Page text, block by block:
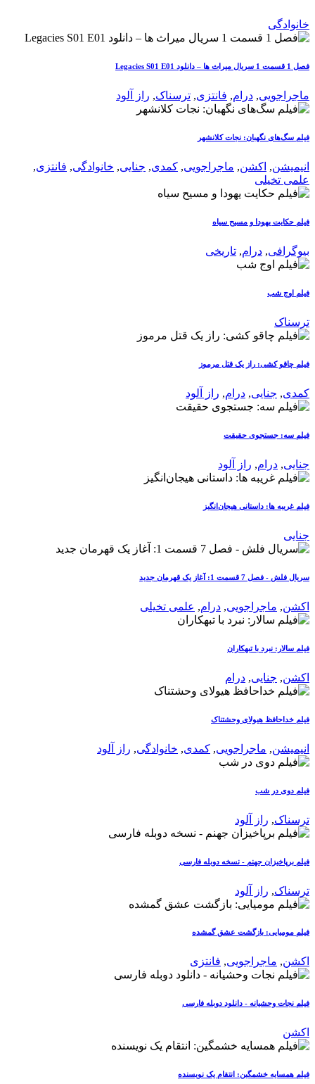
خانوادگی
فصل 1 قسمت 1 سریال میراث ها – دانلود Legacies S01 E01
ماجراجویی, درام, فانتزی, ترسناک, راز آلود
فیلم سگ‌های نگهبان: نجات کلانشهر
انیمیشن, اکشن, ماجراجویی, کمدی, جنایی, خانوادگی, فانتزی,
علمی تخیلی
فیلم حکایت یهودا و مسیح سیاه
بیوگرافی, درام, تاریخی
فیلم اوج شب
ترسناک
فیلم چاقو کشی: راز یک قتل مرموز
کمدی, جنایی, درام, راز آلود
فیلم سه: جستجوی حقیقت
جنایی, درام, راز آلود
فیلم غریبه ها: داستانی هیجان‌انگیز
جنایی
سریال فلش - فصل 7 قسمت 1: آغاز یک قهرمان جدید
اکشن, ماجراجویی, درام, علمی تخیلی
فیلم سالار: نبرد با تبهکاران
اکشن, جنایی, درام
فیلم خداحافظ هیولای وحشتناک
انیمیشن, ماجراجویی, کمدی, خانوادگی, راز آلود
فیلم دوی در شب
ترسناک, راز آلود
فیلم برپاخیزان جهنم - نسخه دوبله فارسی
ترسناک, راز آلود
فیلم مومیایی: بازگشت عشق گمشده
اکشن, ماجراجویی, فانتزی
فیلم نجات وحشیانه - دانلود دوبله فارسی
اکشن
فیلم همسایه خشمگین: انتقام یک نویسنده